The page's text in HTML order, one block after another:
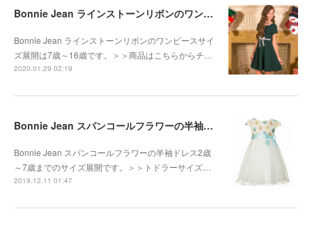
Bonnie Jean ラインストーンリボンのワンピース
Bonnie Jean ラインストーンリボンのワンピースサイ
ズ展開は7歳～16歳です。＞＞商品はこちらからチ…
2020.01.29 02:19
Bonnie Jean スパンコールフラワーの半袖ドレス
Bonnie Jean スパンコールフラワーの半袖ドレス2歳
～7歳までのサイズ展開です。＞＞トドラーサイズ…
2019.12.11 01:47